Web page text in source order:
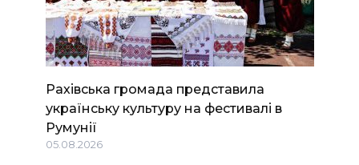
Рахівська громада представила
українську культуру на фестивалі в
Румунії
05.08.2026